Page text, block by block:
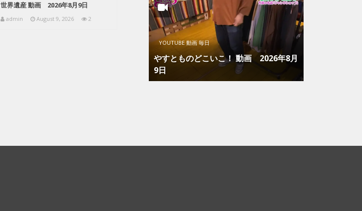
世界遺産 動画 2026年8月9日
admin August 9, 2026 2
YOUTUBE 動画 毎日
やすとものどこいこ！ 動画 2026年8月
9日